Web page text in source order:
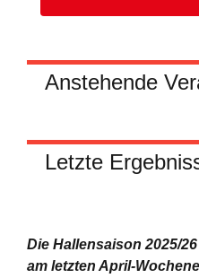
Anstehende
Letzte
Die Hallensaison 2025/
am letzten April-